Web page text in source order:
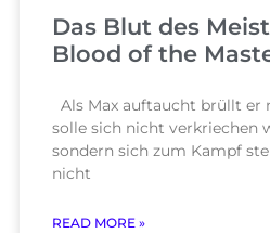
Das Blut des
Blood of the
Als Max auftaucht brüllt er
solle sich nicht verkriechen
sondern sich zum Kampf
nicht
READ MORE »